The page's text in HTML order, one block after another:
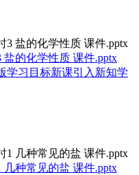
的化学性质 课件.pptx
学习目标新课引入新知学
种常见的盐 课件.pptx